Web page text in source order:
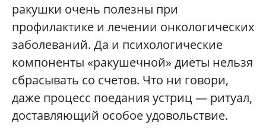
ракушки очень полезны при
профилактике и лечении онкологических
заболеваний. Да и психологические
компоненты «ракушечной» диеты нельзя
сбрасывать со счетов. Что ни говори,
даже процесс поедания устриц — ритуал,
доставляющий особое удовольствие.